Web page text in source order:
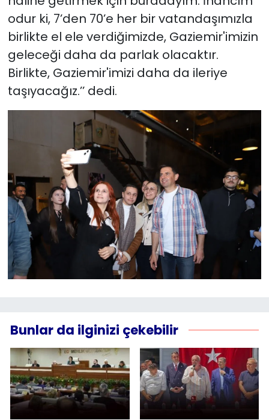
odur ki, 7’den 70’e her bir vatandaşımızla
birlikte el ele verdiğimizde, Gaziemir'imizin
geleceği daha da parlak olacaktır.
Birlikte, Gaziemir'imizi daha da ileriye
taşıyacağız.’’ dedi.
Bunlar da ilginizi çekebilir